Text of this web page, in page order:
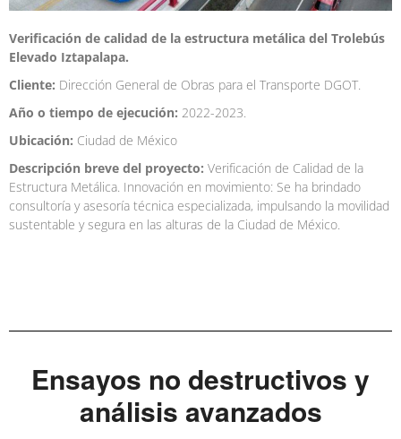
Verificación de calidad de la estructura metálica del Trolebús
Elevado Iztapalapa.
Cliente: Dirección General de Obras para el Transporte DGOT.
Año o tiempo de ejecución: 2022-2023.
Ubicación: Ciudad de México
Descripción breve del proyecto: Verificación de Calidad de la
Estructura Metálica. Innovación en movimiento: Se ha brindado
consultoría y asesoría técnica especializada, impulsando la movilidad
sustentable y segura en las alturas de la Ciudad de México.
Ensayos no destructivos y
análisis avanzados